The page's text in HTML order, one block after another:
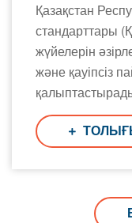
Қазақстан
стандарттары
жүйелерін
және қауіпсіз